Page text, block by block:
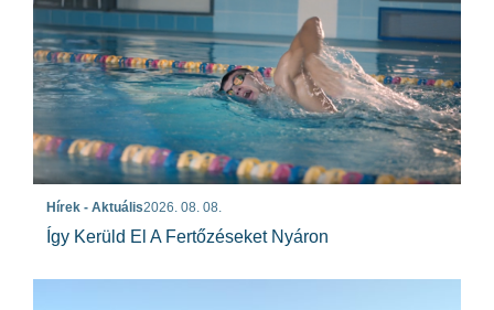
Hírek - Aktuális2026. 08. 08.
Így Kerüld El A Fertőzéseket Nyáron